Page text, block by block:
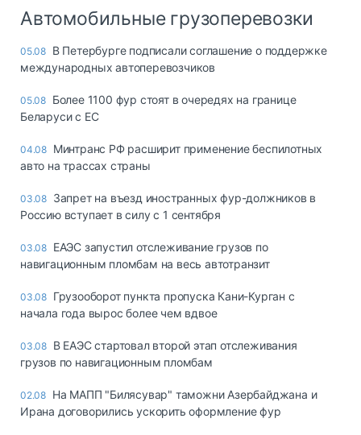
Автомобильные грузоперевозки
05.08 В Петербурге подписали соглашение о поддержке
международных автоперевозчиков
05.08 Более 1100 фур стоят в очередях на границе
Беларуси с ЕС
04.08 Минтранс РФ расширит применение беспилотных
авто на трассах страны
03.08 Запрет на въезд иностранных фур-должников в
Россию вступает в силу с 1 сентября
03.08 ЕАЭС запустил отслеживание грузов по
навигационным пломбам на весь автотранзит
03.08 Грузооборот пункта пропуска Кани-Курган с
начала года вырос более чем вдвое
03.08 В ЕАЭС стартовал второй этап отслеживания
грузов по навигационным пломбам
02.08 На МАПП "Билясувар" таможни Азербайджана и
Ирана договорились ускорить оформление фур